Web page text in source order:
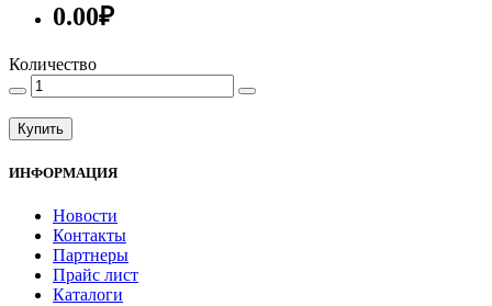
0.00₽
Количество
Купить
ИНФОРМАЦИЯ
Новости
Контакты
Партнеры
Прайс лист
Каталоги